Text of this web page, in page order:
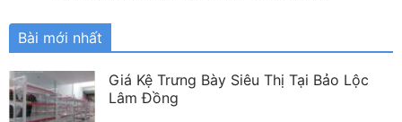
Bài mới nhất
Giá Kệ Trưng Bày Siêu Thị Tại Bảo Lộc
Lâm Đồng